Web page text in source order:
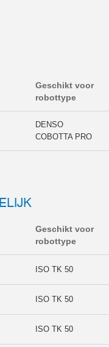
Geschikt voor
robottype
DENSO
COBOTTA PRO
Geschikt voor
robottype
ISO TK 50
ISO TK 50
ISO TK 50